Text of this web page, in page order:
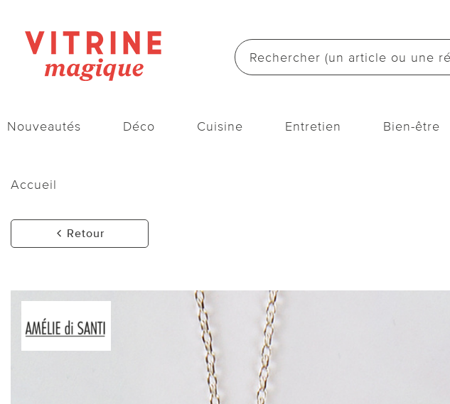
Nouveautés Déco Cuisine Entretien Bien-être
Accueil
Retour